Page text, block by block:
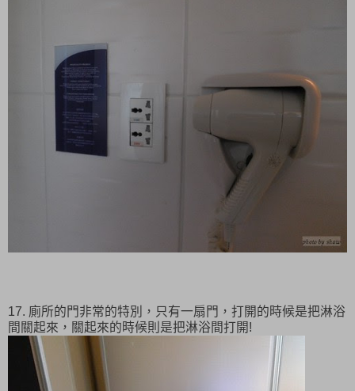
17. 廁所的門非常的特別，只有一扇門，打開的時候是把淋浴
間關起來，關起來的時候則是把淋浴間打開!